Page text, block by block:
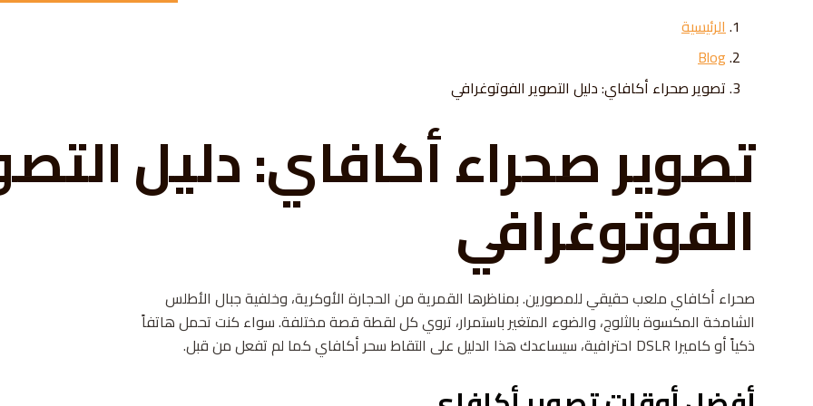
الرئيسية
Blog
تصوير صحراء أكافاي: دليل التصوير الفوتوغرافي
تصوير صحراء أكافاي: دليل
الفوتوغرافي
صحراء أكافاي ملعب حقيقي للمصورين. بمناظرها القمرية من الحجارة الأوكرية، وخلفية جبال الأطلس
الشامخة المكسوة بالثلوج، والضوء المتغير باستمرار، تروي كل لقطة قصة مختلفة. سواء كنت تحمل هاتفاً
ذكياً أو كاميرا DSLR احترافية، سيساعدك هذا الدليل على التقاط سحر أكافاي كما لم تفعل من قبل.